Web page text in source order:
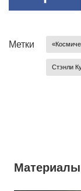
Метки
Стэнли